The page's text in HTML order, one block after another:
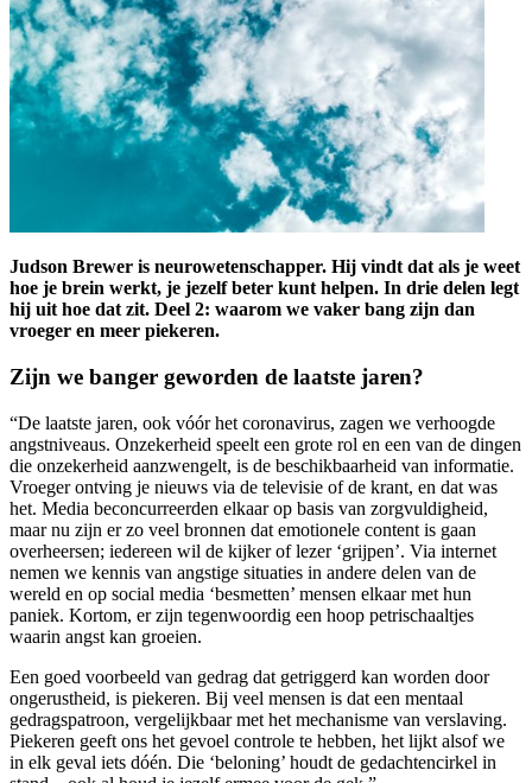
Judson Brewer is neurowetenschapper. Hij vindt dat als je weet
hoe je brein werkt, je jezelf beter kunt helpen. In drie delen legt
hij uit hoe dat zit. Deel 2: waarom we vaker bang zijn dan
vroeger en meer piekeren.
Zijn we banger geworden de laatste jaren?
“De laatste jaren, ook vóór het coronavirus, zagen we verhoogde
angstniveaus. Onzekerheid speelt een grote rol en een van de dingen
die onzekerheid aanzwengelt, is de beschikbaarheid van informatie.
Vroeger ontving je nieuws via de televisie of de krant, en dat was
het. Media beconcurreerden elkaar op basis van zorgvuldigheid,
maar nu zijn er zo veel bronnen dat emotionele content is gaan
overheersen; iedereen wil de kijker of lezer ‘grijpen’. Via internet
nemen we kennis van angstige situaties in andere delen van de
wereld en op social media ‘besmetten’ mensen elkaar met hun
paniek. Kortom, er zijn tegenwoordig een hoop petrischaaltjes
waarin angst kan groeien.
Een goed voorbeeld van gedrag dat getriggerd kan worden door
ongerustheid, is piekeren. Bij veel mensen is dat een mentaal
gedragspatroon, vergelijkbaar met het mechanisme van verslaving.
Piekeren geeft ons het gevoel controle te hebben, het lijkt alsof we
in elk geval iets dóén. Die ‘beloning’ houdt de gedachtencirkel in